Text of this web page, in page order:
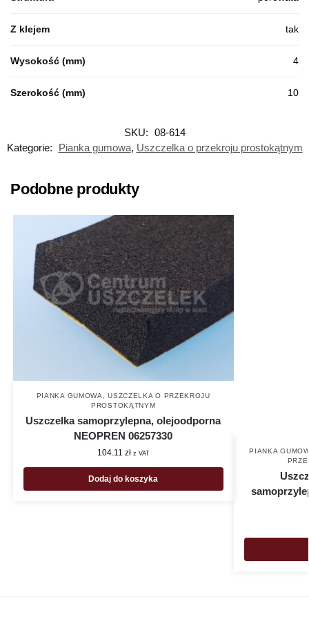
Z klejem tak
Wysokość (mm) 4
Szerokość (mm) 10
SKU: 08-614
Kategorie:
Pianka gumowa, Uszczelka o przekroju prostokątnym
Podobne produkty
PIANKA GUMOWA ,USZCZELKA O PRZEKROJU
PROSTOKĄTNYM
Uszczelka samoprzylepna, olejoodporna
NEOPREN 06257330
104.11 zł z VAT
Dodaj do koszyka
PIANKA